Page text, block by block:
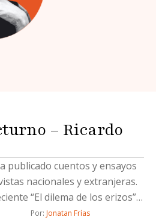
– Ricardo
publicado cuentos y ensayos
nacionales y extranjeras.
“El dilema de los erizos”
Por: Jonatan Frías